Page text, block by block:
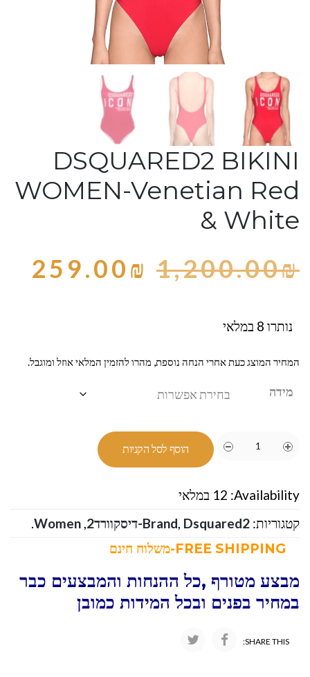
DSQUARED2 BIKINI
WOMEN-Venetian Red
& White
1,200.00₪
259.00₪
נותרו 8 במלאי
המחיר המוצג כעת אחרי הנחה נוספת, מהרו להזמין המלאי אוזל ומוגבל.
מידה
הוסף לסל הקניות
Availability: 12 במלאי
קטגוריות:
Brand, Dsquared2-דיסקוורד2 ,
Women
.
מבצע מטורף ,כל ההנחות והמבצעים כבר
במחיר בפנים ובכל המידות כמובן
SHARE THIS: